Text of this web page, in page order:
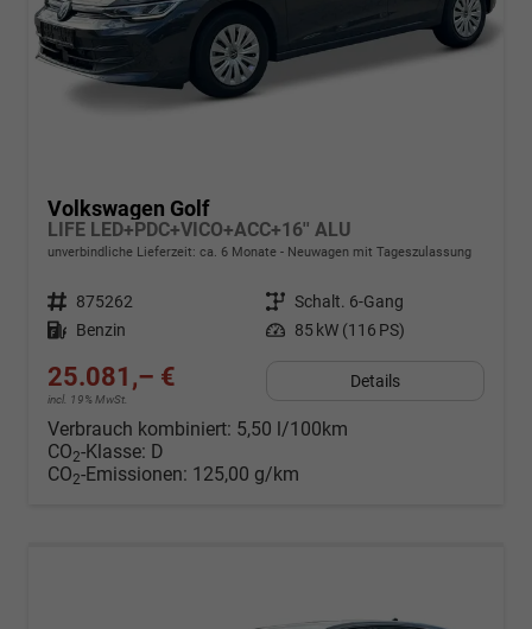
Volkswagen Golf
LIFE LED+PDC+VICO+ACC+16'' ALU
unverbindliche Lieferzeit: ca. 6 Monate Neuwagen mit Tageszulassung
Fahrzeugnr. 875262 Getriebe Schalt. 6-Gang
Kraftstoff Benzin Leistung 85 kW (116 PS)
25.081,– €
incl. 19% MwSt.
Details
Verbrauch kombiniert: 5,50 l/100km
CO2-Klasse: D
CO2-Emissionen: 125,00 g/km